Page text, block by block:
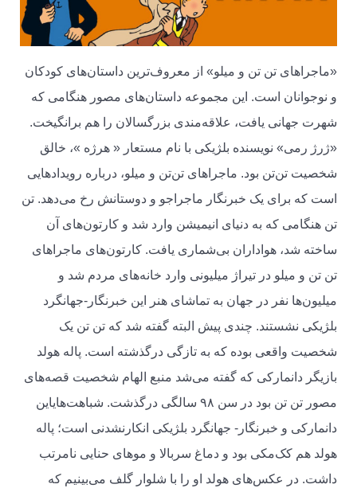
«ماجراهای تن تن و میلو» از معروف‌ترین داستان‌های کودکان
و نوجوانان است. این مجموعه داستان‌های مصور هنگامی که
شهرت جهانی یافت، علاقه‌مندی بزرگسالان را هم برانگیخت.
«ژرژ رمی» نویسنده بلژیکی با نام مستعار « هرژه »، خالق
شخصیت تن‌تن بود. ماجراهای تن‌تن و میلو، درباره رویدادهایی
است که برای یک خبرنگار ماجراجو و دوستانش رخ می‌دهد. تن
تن هنگامی که به دنیای انیمیشن وارد شد و کارتون‌های آن
ساخته شد، هواداران بی‌شماری یافت. کارتون‌های ماجراهای
تن تن و میلو در تیراژ میلیونی وارد خانه‌های مردم شد و
میلیون‌ها نفر در جهان به تماشای هنر این خبرنگار-جهانگرد
بلژیکی نشستند. چندی پیش البته گفته شد که تن تن یک
شخصیت واقعی بوده که به تازگی درگذشته است. پاله هولد
بازیگر دانمارکی که گفته می‌شد منبع الهام شخصیت قصه‌های
مصور تن تن بود در سن ۹۸ سالگی درگذشت. شباهت‌هایاین
دانمارکی و خبرنگار- جهانگرد بلژیکی انکارنشدنی است؛ پاله
هولد هم کک‌مکی بود و دماغ سربالا و موهای حنایی نامرتب
داشت. در عکس‌های هولد او را با شلوار گلف می‌بینیم که